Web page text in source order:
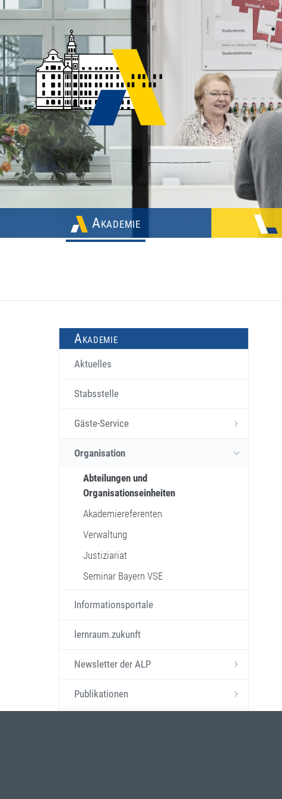
Akademie
Akademie
Aktuelles
Stabsstelle
Gäste-Service
Organisation
Abteilungen und
Organisationseinheiten
Akademiereferenten
Verwaltung
Justiziariat
Seminar Bayern VSE
Informationsportale
lernraum.zukunft
Newsletter der ALP
Publikationen